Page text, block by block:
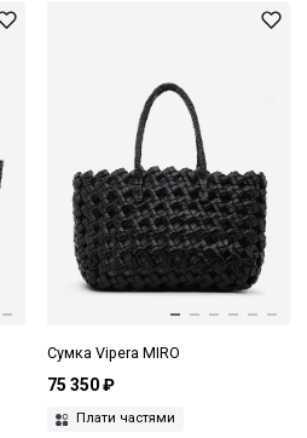
Сумка Vipera MIRO
75 350 ₽
Плати частями